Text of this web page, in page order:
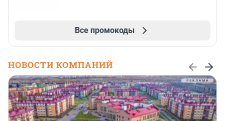
Все промокоды
НОВОСТИ КОМПАНИЙ